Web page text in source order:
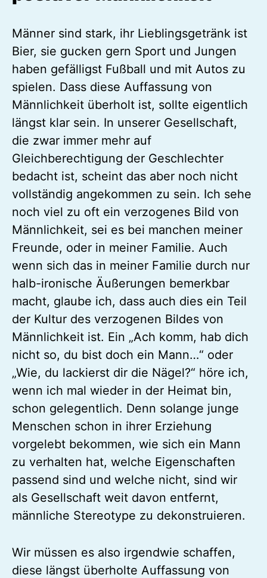
Männer sind stark, ihr Lieblingsgetränk ist
Bier, sie gucken gern Sport und Jungen
haben gefälligst Fußball und mit Autos zu
spielen. Dass diese Auffassung von
Männlichkeit überholt ist, sollte eigentlich
längst klar sein. In unserer Gesellschaft,
die zwar immer mehr auf
Gleichberechtigung der Geschlechter
bedacht ist, scheint das aber noch nicht
vollständig angekommen zu sein. Ich sehe
noch viel zu oft ein verzogenes Bild von
Männlichkeit, sei es bei manchen meiner
Freunde, oder in meiner Familie. Auch
wenn sich das in meiner Familie durch nur
halb-ironische Äußerungen bemerkbar
macht, glaube ich, dass auch dies ein Teil
der Kultur des verzogenen Bildes von
Männlichkeit ist. Ein „Ach komm, hab dich
nicht so, du bist doch ein Mann…“ oder
„Wie, du lackierst dir die Nägel?“ höre ich,
wenn ich mal wieder in der Heimat bin,
schon gelegentlich. Denn solange junge
Menschen schon in ihrer Erziehung
vorgelebt bekommen, wie sich ein Mann
zu verhalten hat, welche Eigenschaften
passend sind und welche nicht, sind wir
als Gesellschaft weit davon entfernt,
männliche Stereotype zu dekonstruieren.
Wir müssen es also irgendwie schaffen,
diese längst überholte Auffassung von